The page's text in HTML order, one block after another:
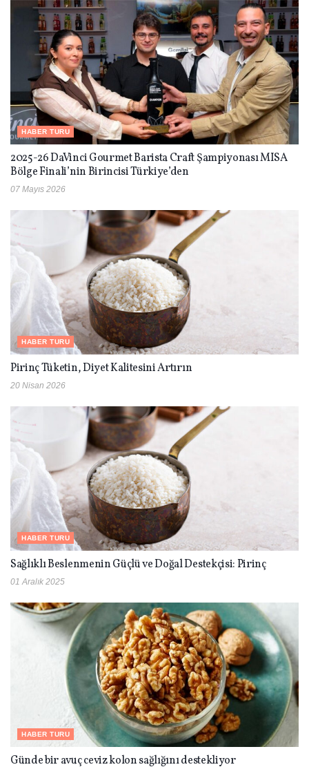
HABER TURU
2025-26 DaVinci Gourmet Barista Craft Şampiyonası MISA
Bölge Finali’nin Birincisi Türkiye’den
07 Mayıs 2026
HABER TURU
Pirinç Tüketin, Diyet Kalitesini Artırın
20 Nisan 2026
HABER TURU
Sağlıklı Beslenmenin Güçlü ve Doğal Destekçisi: Pirinç
01 Aralık 2025
HABER TURU
Günde bir avuç ceviz kolon sağlığını destekliyor